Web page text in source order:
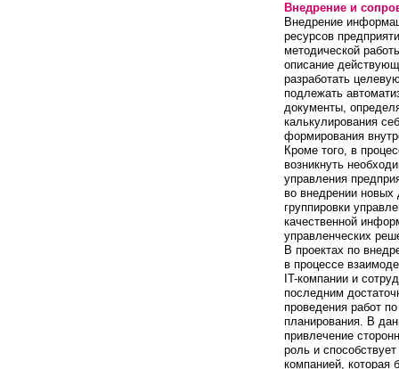
Внедрение и
Внедрение
ресурсов
методической
описание
разработать
подлежать
документы,
калькулирования
формирования
Кроме того, в
возникнуть
управления
во внедрении новых
группировки
качественной
управленческих
В проектах по
в процессе
IT-компании и
последним
проведения работ
планирования. В
привлечение
роль и
компанией, которая